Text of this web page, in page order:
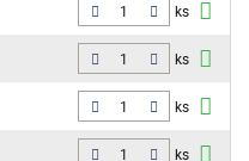
ks
ks
ks